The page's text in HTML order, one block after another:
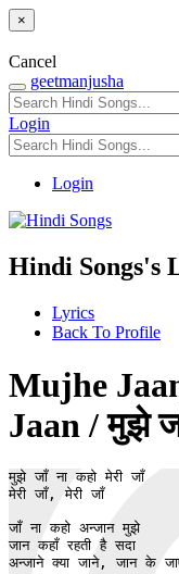
×
Cancel
geetmanjusha
Login
Login
Hindi Songs's
Lyrics
Back To Profile
Mujhe
Jaan / मुझे
मुझे जाँ ना कहो मेरी जाँ
मेरी जाँ, मेरी जाँ
जाँ ना कहो अन्जान मुझे
जान कहाँ रहती है सदा
अन्जाने क्या जाने, जान के